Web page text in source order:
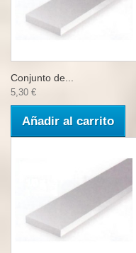
Conjunto de...
5,30 €
Añadir al carrito